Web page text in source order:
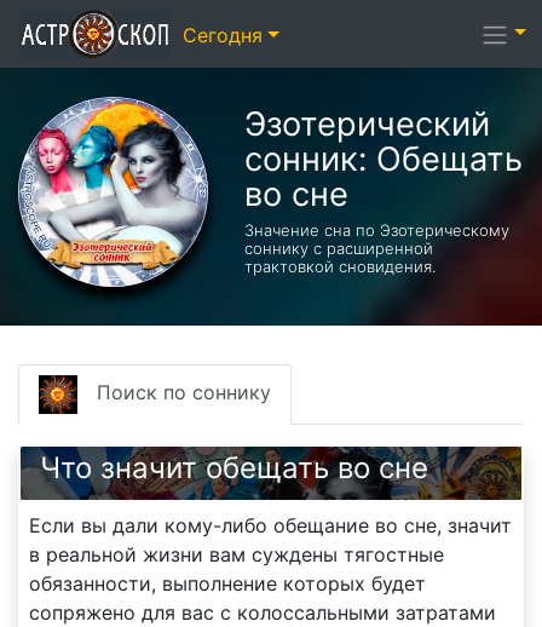
Эзотерический
cонник: Обещать
во сне
Значение сна по Эзотерическому
соннику с расширенной
трактовкой сновидения.
Поиск по соннику
Что значит обещать во сне
Если вы дали кому-либо обещание во сне, значит
в реальной жизни вам суждены тягостные
обязанности, выполнение которых будет
сопряжено для вас с колоссальными затратами
Сегодня